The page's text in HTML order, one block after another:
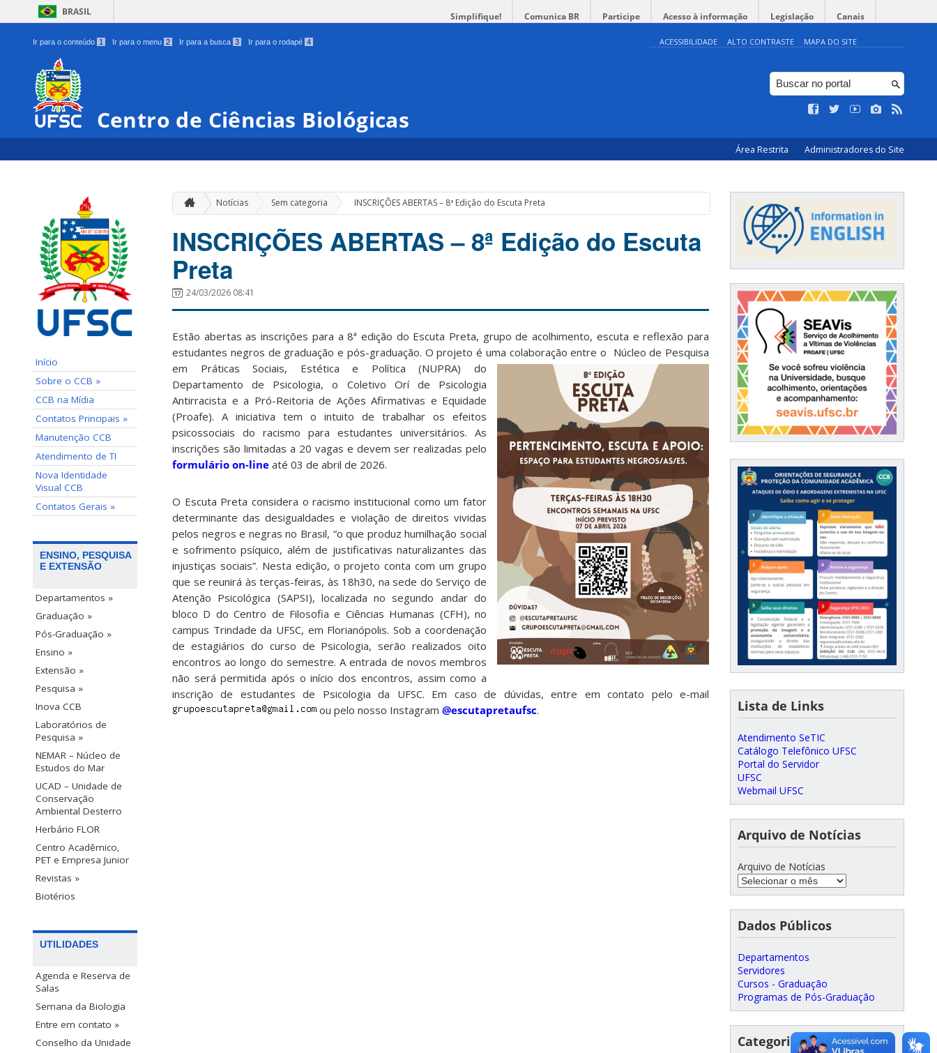
BRASIL Simplifique! Comunica BR Participe Acesso à informação Legislação Canais
Ir para o conteúdo 1 Ir para o menu 2 Ir para a busca 3 Ir para o rodapé 4 ACESSIBILIDADE ALTO CONTRASTE MAPA DO SITE
Centro de Ciências Biológicas
Área Restrita Administradores do Site
Início
Sobre o CCB »
CCB na Mídia
Contatos Principais »
Manutenção CCB
Atendimento de TI
Nova Identidade
Visual CCB
Contatos Gerais »
ENSINO, PESQUISA
E EXTENSÃO
Departamentos »
Graduação »
Pós-Graduação »
Ensino »
Extensão »
Pesquisa »
Inova CCB
Laboratórios de
Pesquisa »
NEMAR – Núcleo de
Estudos do Mar
UCAD – Unidade de
Conservação
Ambiental Desterro
Herbário FLOR
Centro Acadêmico,
PET e Empresa Junior
Revistas »
Biotérios
UTILIDADES
Agenda e Reserva de
Salas
Semana da Biologia
Entre em contato »
Conselho da Unidade
Notícias Sem categoria » INSCRIÇÕES ABERTAS – 8ª Edição do Escuta Preta
INSCRIÇÕES ABERTAS – 8ª Edição do Escuta
Preta
24/03/2026 08:41
Estão abertas as inscrições para a 8ª edição do Escuta Preta, grupo de acolhimento, escuta e reflexão para
estudantes negros de graduação e pós-graduação. O projeto é uma colaboração entre o Núcleo de Pesquisa
em Práticas Sociais, Estética e Política (NUPRA) do
Departamento de Psicologia, o Coletivo Orí de Psicologia
Antirracista e a Pró-Reitoria de Ações Afirmativas e Equidade
(Proafe). A iniciativa tem o intuito de trabalhar os efeitos
psicossociais do racismo para estudantes universitários. As
inscrições são limitadas a 20 vagas e devem ser realizadas pelo
formulário on-line até 03 de abril de 2026.
O Escuta Preta considera o racismo institucional como um fator
determinante das desigualdades e violação de direitos vividas
pelos negros e negras no Brasil, “o que produz humilhação social
e sofrimento psíquico, além de justificativas naturalizantes das
injustiças sociais”. Nesta edição, o projeto conta com um grupo
que se reunirá às terças-feiras, às 18h30, na sede do Serviço de
Atenção Psicológica (SAPSI), localizada no segundo andar do
bloco D do Centro de Filosofia e Ciências Humanas (CFH), no
campus Trindade da UFSC, em Florianópolis. Sob a coordenação
de estagiários do curso de Psicologia, serão realizados oito
encontros ao longo do semestre. A entrada de novos membros
não será permitida após o início dos encontros, assim como a
inscrição de estudantes de Psicologia da UFSC. Em caso de dúvidas, entre em contato pelo e-mail
ou pelo nosso Instagram @escutapretaufsc. Lista de Links
Atendimento SeTIC
Catálogo Telefônico UFSC
Portal do Servidor
UFSC
Webmail UFSC
Arquivo de Notícias
Arquivo de Notícias
Dados Públicos
Departamentos
Servidores
Cursos - Graduação
Programas de Pós-Graduação
Categorias